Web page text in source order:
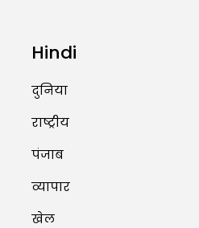
11:04 AM
Brothers in Kerala;
Rituals...
11:24 AM
Hindi
दुनिया
राष्ट्रीय
पंजाब
व्यापार
खेल